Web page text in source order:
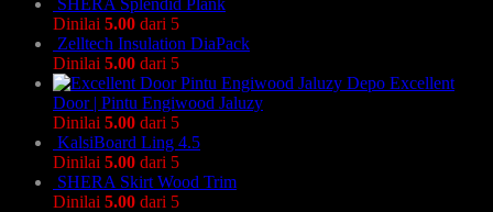
Dinilai 5.00 dari 5
Zelltech Insulation DiaPack
Dinilai 5.00 dari 5
Excellent
Door | Pintu Engiwood Jaluzy
Dinilai 5.00 dari 5
KalsiBoard Ling 4.5
Dinilai 5.00 dari 5
SHERA Skirt Wood Trim
Dinilai 5.00 dari 5